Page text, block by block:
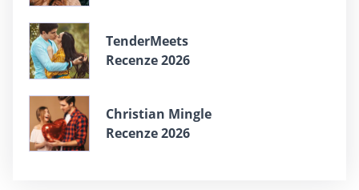
TenderMeets
Recenze 2026
Christian Mingle
Recenze 2026